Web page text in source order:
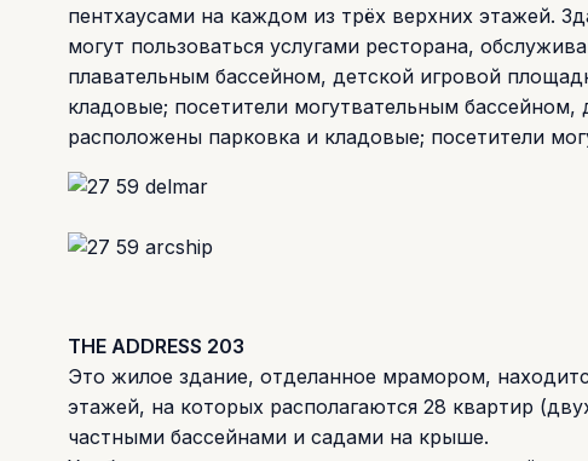
пентхаусами на каждом из трёх верхних этажей.
могут пользоваться услугами ресторана,
плавательным бассейном, детской игровой
кладовые; посетители могутвательным
расположены парковка и кладовые; посетители
THE ADDRESS 203
Это жилое здание, отделанное мрамором,
этажей, на которых располагаются 28 квартир
частными бассейнами и садами на крыше.